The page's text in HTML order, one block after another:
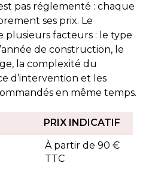
pas réglementé : chaque
ses prix. Le
facteurs : le type
de construction, le
la complexité du
d’intervention et les
en même temps.
PRIX INDICATIF
À partir de 90 €
TTC